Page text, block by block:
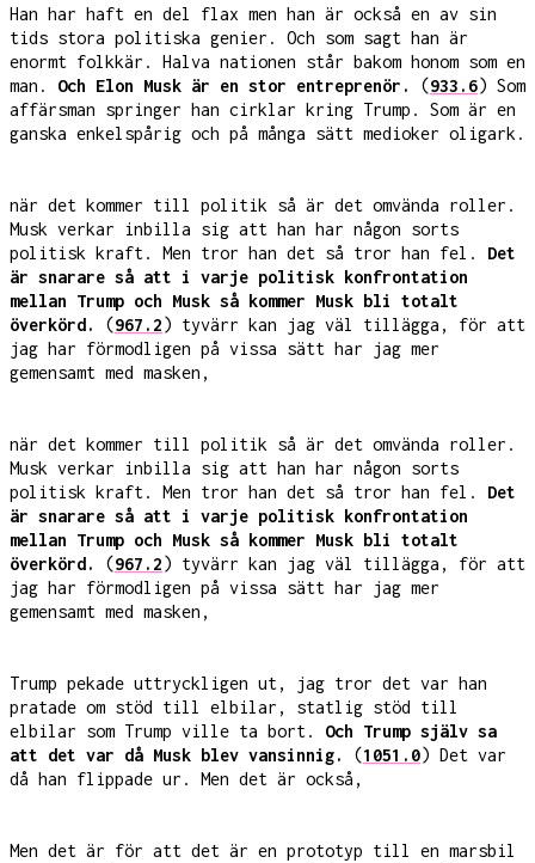
Han har haft en del flax men han är också en av sin
tids stora politiska genier. Och som sagt han är
enormt folkkär. Halva nationen står bakom honom som en
man. Och Elon Musk är en stor entreprenör. (933.6) Som
affärsman springer han cirklar kring Trump. Som är en
ganska enkelspårig och på många sätt medioker oligark.
när det kommer till politik så är det omvända roller.
Musk verkar inbilla sig att han har någon sorts
politisk kraft. Men tror han det så tror han fel. Det
är snarare så att i varje politisk konfrontation
mellan Trump och Musk så kommer Musk bli totalt
överkörd.
(967.2) tyvärr kan jag väl tillägga, för att
jag har förmodligen på vissa sätt har jag mer
gemensamt med masken,
när det kommer till politik så är det omvända roller.
Musk verkar inbilla sig att han har någon sorts
politisk kraft. Men tror han det så tror han fel. Det
är snarare så att i varje politisk konfrontation
mellan Trump och Musk så kommer Musk bli totalt
överkörd.
(967.2) tyvärr kan jag väl tillägga, för att
jag har förmodligen på vissa sätt har jag mer
gemensamt med masken,
Trump pekade uttryckligen ut, jag tror det var han
pratade om stöd till elbilar, statlig stöd till
elbilar som Trump ville ta bort. Och Trump själv sa
att det var då Musk blev vansinnig.
(1051.0) Det var
då han flippade ur. Men det är också,
Men det är för att det är en prototyp till en marsbil